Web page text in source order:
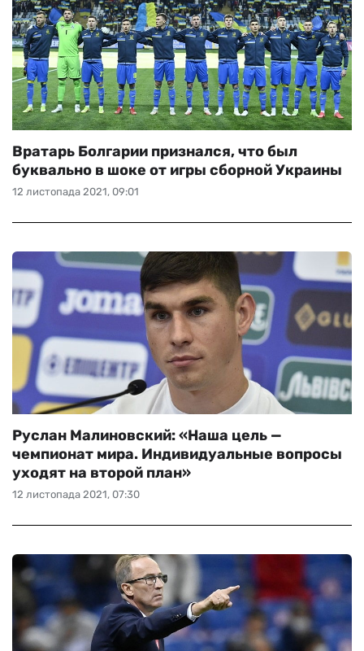
12 листопада 2021, 09:01
Вратарь Болгарии признался, что был
буквально в шоке от игры сборной Украины
12 листопада 2021, 07:30
Руслан Малиновский: «Наша цель —
чемпионат мира. Индивидуальные вопросы
уходят на второй план»